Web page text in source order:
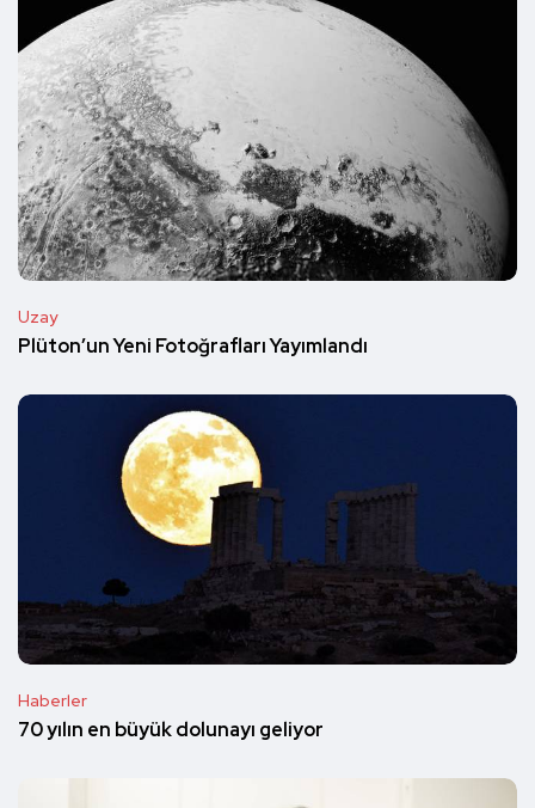
Uzay
Plüton’un Yeni Fotoğrafları Yayımlandı
Haberler
70 yılın en büyük dolunayı geliyor